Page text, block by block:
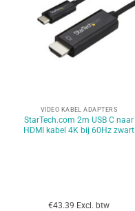
VIDEO KABEL ADAPTERS
StarTech.com 2m USB C naar
HDMI kabel 4K bij 60Hz zwart
€43.39 Excl. btw